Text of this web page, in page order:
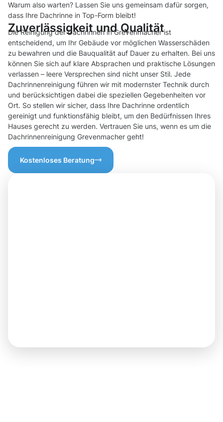
Warum also warten? Lassen Sie uns gemeinsam dafür sorgen,
dass Ihre Dachrinne in Top-Form bleibt!
Zuverlässigkeit und Qualität
Die Reinigung der Dachrinnen in Grevenmacher ist
entscheidend, um Ihr Gebäude vor möglichen Wasserschäden
zu bewahren und die Bauqualität auf Dauer zu erhalten. Bei uns
können Sie sich auf klare Absprachen und praktische Lösungen
verlassen – leere Versprechen sind nicht unser Stil. Jede
Dachrinnenreinigung führen wir mit modernster Technik durch
und berücksichtigen dabei die speziellen Gegebenheiten vor
Ort. So stellen wir sicher, dass Ihre Dachrinne ordentlich
gereinigt und funktionsfähig bleibt, um den Bedürfnissen Ihres
Hauses gerecht zu werden. Vertrauen Sie uns, wenn es um die
Dachrinnenreinigung Grevenmacher geht!
Kostenloses Beratung